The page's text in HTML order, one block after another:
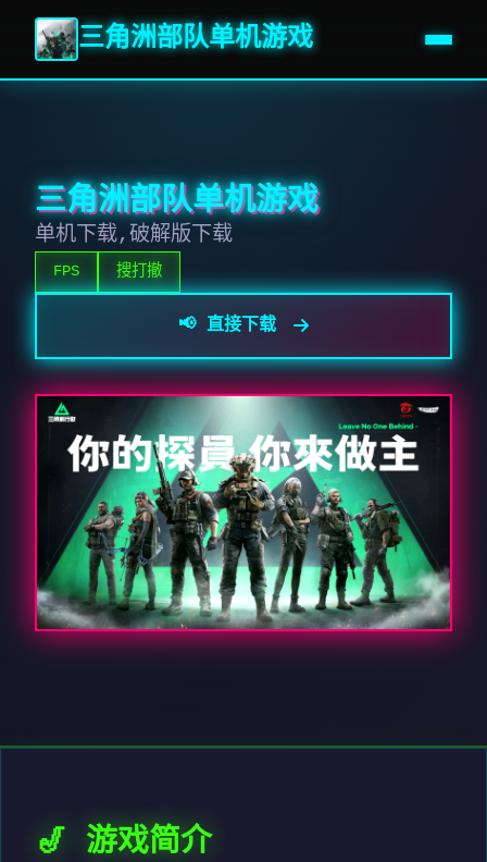
三角洲部队单机游戏
三角洲部队单机游戏
单机下载,破解版下载
FPS 搜打撤
📢 直接下载
🎷 游戏简介